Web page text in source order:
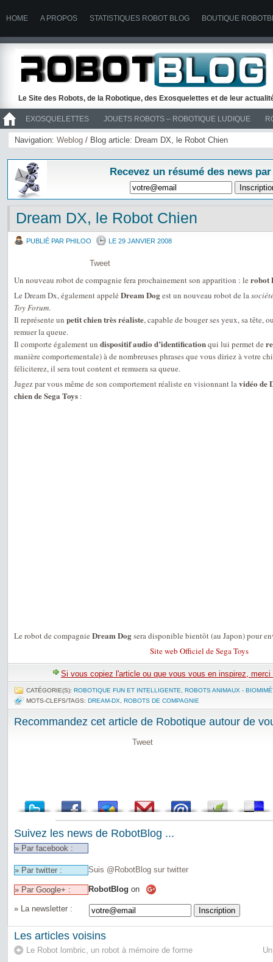
HOME A PROPOS STATISTIQUES ROBOT BLOG BOUTIQUE
Le Site des Robots, de la Robotique, des Exosquelettes et de leur
EXOSQUELETTES JOUETS ROBOTS – ROBOTIQUE LUDIQUE
>> ROBOTS
Navigation: Weblog / Blog article: Dream DX, le Robot Chien
Recevez un résumé des news
Dream DX, le Robot Chien
PUBLIÉ PAR PHILOO LE 29 JANVIER 2008
Tweet
Un nouveau robot de compagnie fera prochainement son apparition : le robot
Le Dream Dx, également appelé Dream Dogest un nouveau robot de la
Toy Forum.
Il représente un petit chien très réaliste, capable de bouger ses yeux, sa tête,
remuer la queue.
Il comporte également un dispositif audio d’identificationqui lui permet de
manière comportementale) à de nombreuses phrases que vous diriez à votre
féliciterez, il sera tout content et remuera sa queue.
Jugez par vous même de son comportement réaliste en visionnant lavidéo de
chien de Sega Toys :
Le robot de compagnie Dream Dogsera disponible bientôt (au Japon) pour
Site web Officiel de Sega Toys
Si vous copiez l'article ou que vous vous en inspirez,
CATÉGORIE(S): ROBOTIQUE FUN ET INTELLIGENTE
ROBOTS ANIMAUX -
MOTS-CLEFS/TAGS: DREAM-DX ROBOTS DE COMPAGNIE
Recommandez cet article de Robotique autour de
Tweet
Suivez les news de RobotBlog ...
» Par facebook :
» Par twitter : Suis @RobotBlog sur twitter
» Par Google+ : RobotBlog on
» La newsletter :
Les articles voisins
Le Robot lombric, un robot à mémoire de forme